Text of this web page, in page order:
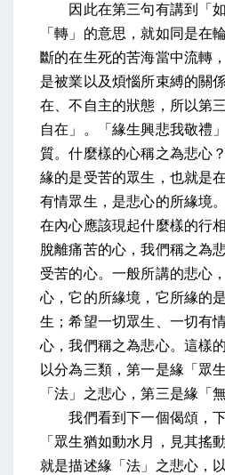
因此在第三句有講到「如
「轉」的意思，就如同是在
斷的在生死的苦海當中流轉
是被業以及煩惱所束縛的關
在、不自主的狀態，所以第
自在」。「緣生興悲我敬禮
質。什麼樣的心稱之為悲心
緣的是受苦的眾生，也就是
有情眾生，是悲心的所緣境
在內心應該現起什麼樣的行
脫離痛苦的心，我們稱之為
受苦的心。一般所講的悲心
心，它的所緣境，它所緣的
生；希望一切眾生、一切有
心，我們稱之為悲心。這樣
以分為三類，第一是緣「眾
「法」之悲心，第三是緣「
我們看到下一個偈頌，下
「眾生猶如動水月，見其搖
就是描述緣「法」之悲心，